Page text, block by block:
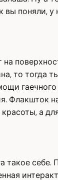
вы поняли,
то тогда
гаечного
Флакшток
а
такое